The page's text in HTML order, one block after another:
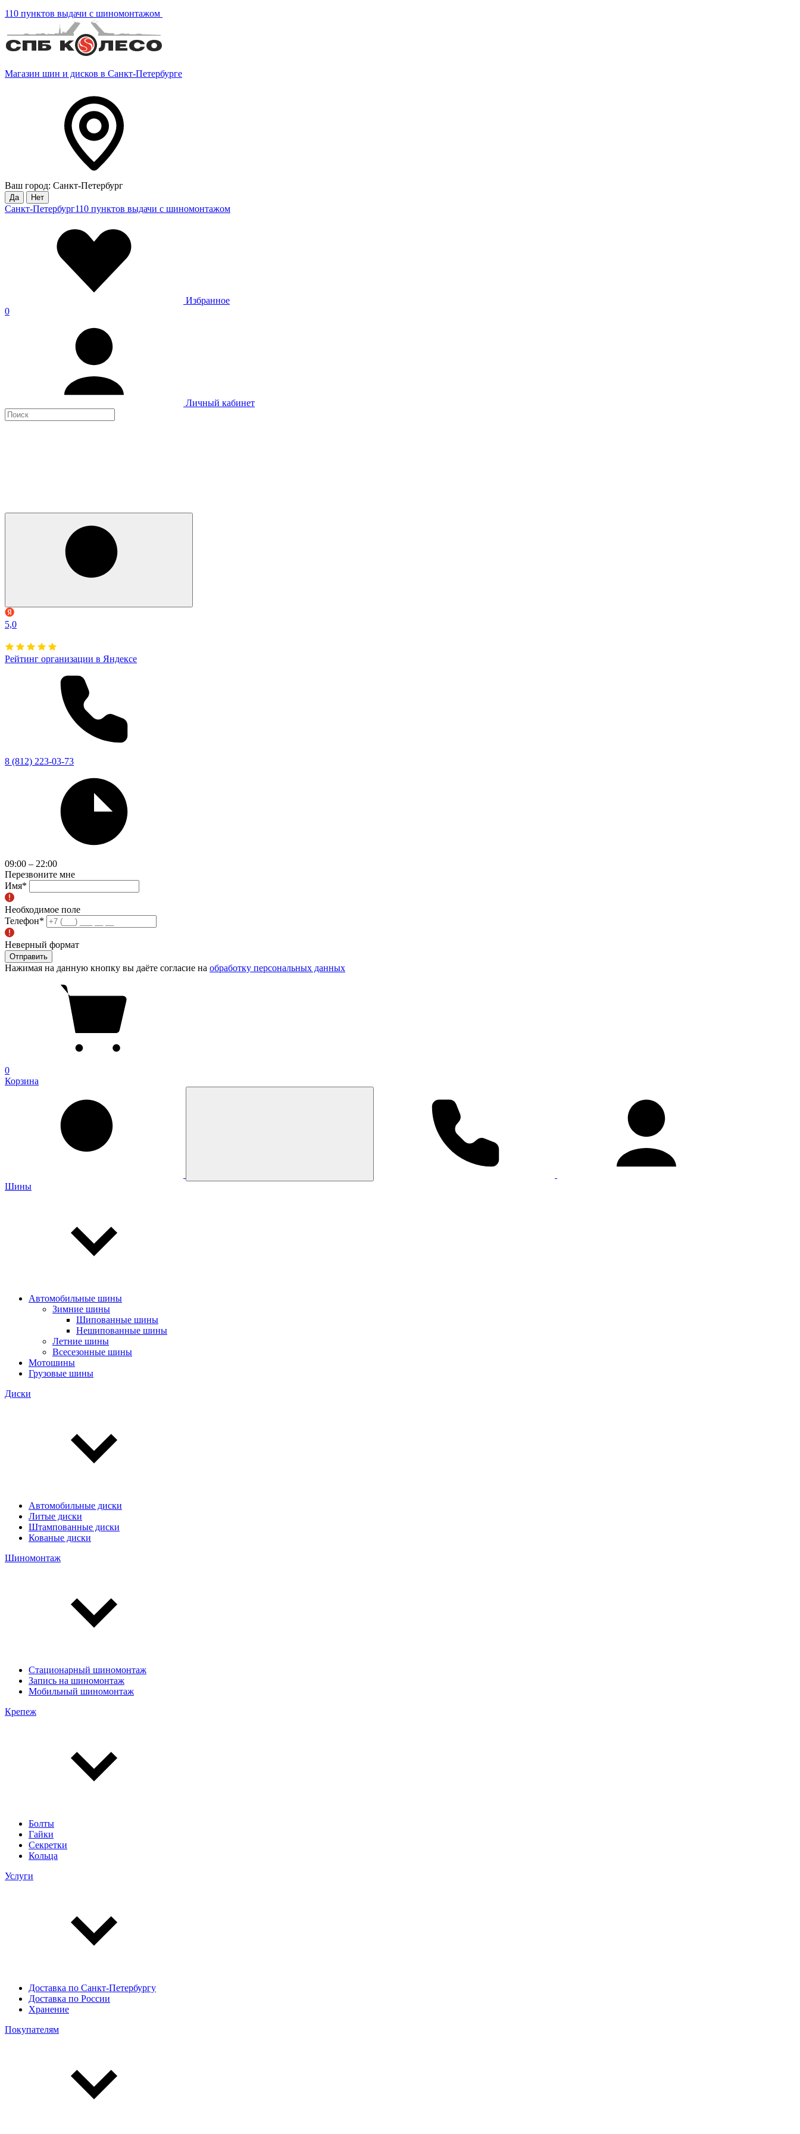
110 пунктов выдачи с шиномонтажом
Магазин шин и дисков в Санкт-Петербурге
Ваш город: Санкт-Петербург
Да Нет
Санкт-Петербург110 пунктов выдачи с шиномонтажом
Избранное
0
Личный кабинет
5,0
Рейтинг организации в Яндексе
8 (812) 223-03-73
09:00 – 22:00
Перезвоните мне
Имя*
Необходимое поле
Телефон*
Неверный формат
Отправить
Нажимая на данную кнопку вы даёте согласие на обработку персональных данных
0
Корзина
Шины
Автомобильные шины
Зимние шины
Шипованные шины
Нешипованные шины
Летние шины
Всесезонные шины
Мотошины
Грузовые шины
Диски
Автомобильные диски
Литые диски
Штампованные диски
Кованые диски
Шиномонтаж
Стационарный шиномонтаж
Запись на шиномонтаж
Мобильный шиномонтаж
Крепеж
Болты
Гайки
Секретки
Кольца
Услуги
Доставка по Санкт-Петербургу
Доставка по России
Хранение
Покупателям